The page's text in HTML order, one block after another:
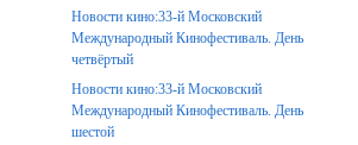
Новости кино:33-й Московский
Международный Кинофестиваль. День
четвёртый
Новости кино:33-й Московский
Международный Кинофестиваль. День
шестой